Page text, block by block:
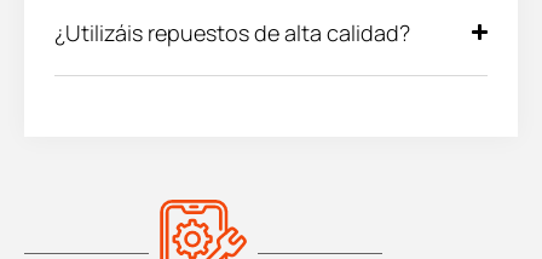
¿Utilizáis repuestos de alta calidad?